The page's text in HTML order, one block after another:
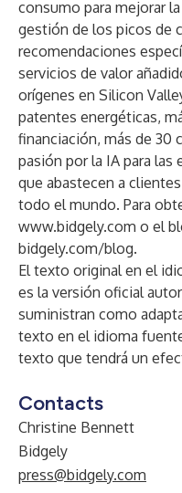
consumo para mejorar
gestión de los picos de
recomendaciones
servicios de valor
orígenes en Silicon
patentes energéticas,
financiación, más de 30
pasión por la IA para las
que abastecen a
todo el mundo. Para
www.bidgely.com o el
bidgely.com/blog.
El texto original en el
es la versión oficial
suministran como
texto en el idioma
texto que tendrá un
Contacts
Christine Bennett
Bidgely
press@bidgely.com